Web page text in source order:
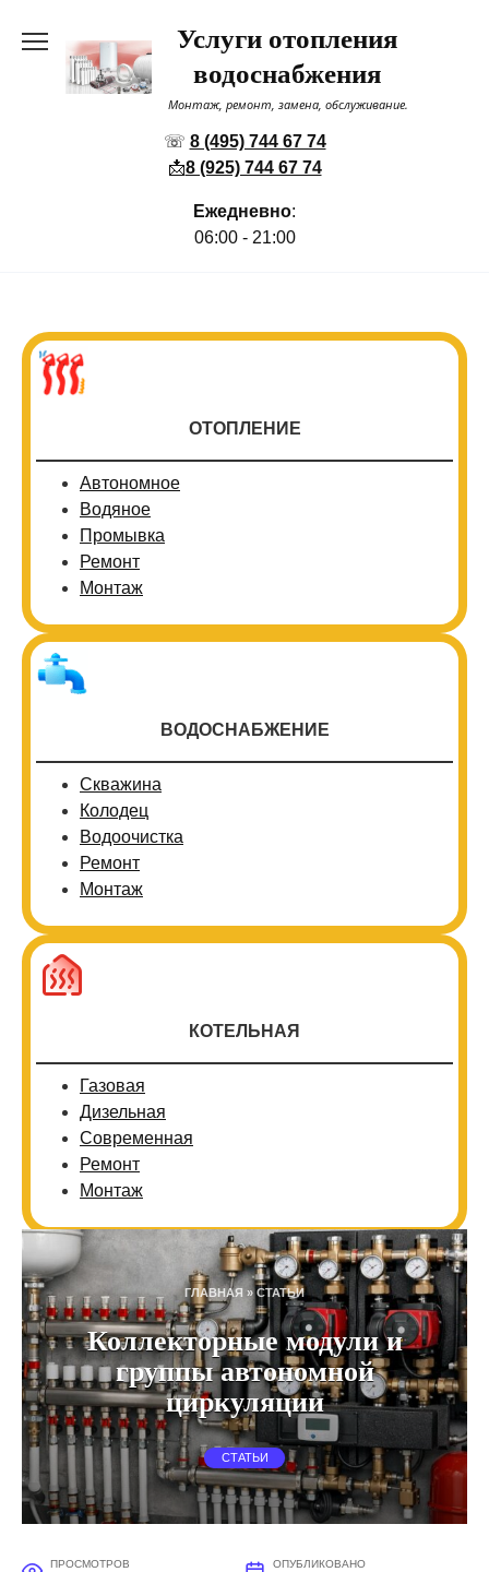
содержанию
Услуги отопления
водоснабжения
Монтаж, ремонт, замена, обслуживание.
☏ 8 (495) 744 67 74
📩8 (925) 744 67 74
Ежедневно:
06:00 - 21:00
ОТОПЛЕНИЕ
Автономное
Водяное
Промывка
Ремонт
Монтаж
ВОДОСНАБЖЕНИЕ
Скважина
Колодец
Водоочистка
Ремонт
Монтаж
КОТЕЛЬНАЯ
Газовая
Дизельная
Современная
Ремонт
Монтаж
ГЛАВНАЯ » СТАТЬИ
Коллекторные модули и
группы автономной
циркуляции
СТАТЬИ
ПРОСМОТРОВ ОПУБЛИКОВАНО